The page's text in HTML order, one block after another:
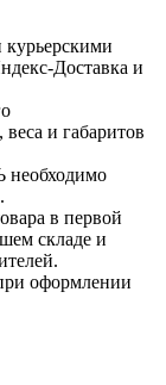
курьерскими
Доставка и
и габаритов
в первой
складе и
оформлении